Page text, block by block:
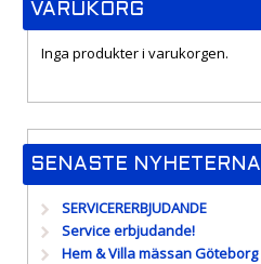
VARUKORG
Inga produkter i varukorgen.
SENASTE NYHETERNA
SERVICERERBJUDANDE
Service erbjudande!
Hem & Villa mässan Göteborg